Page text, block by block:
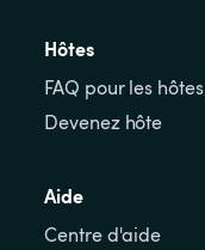
Hôtes
FAQ pour les hôtes
Devenez hôte
Aide
Centre d'aide